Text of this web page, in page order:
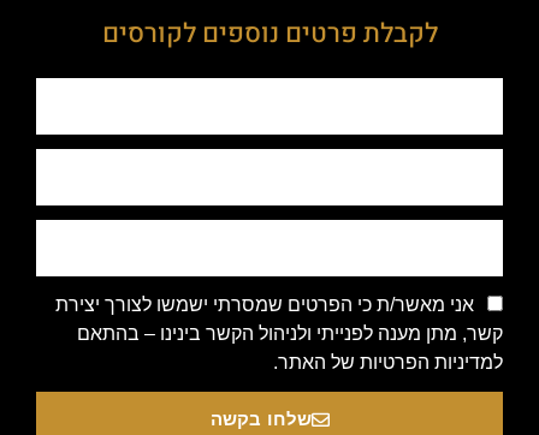
לקבלת פרטים נוספים לקורסים
אני מאשר/ת כי הפרטים שמסרתי ישמשו לצורך יצירת
קשר, מתן מענה לפנייתי ולניהול הקשר בינינו – בהתאם
למדיניות הפרטיות של האתר.
שלחו בקשה